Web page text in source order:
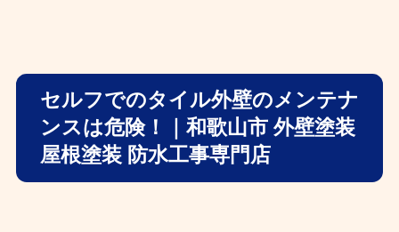
セルフでのタイル外壁のメンテナ
ンスは危険！｜和歌山市 外壁塗装
屋根塗装 防水工事専門店